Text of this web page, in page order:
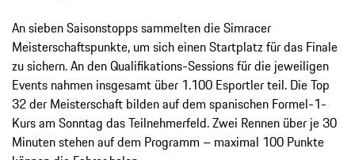
An sieben Saisonstopps sammelten die Simracer
Meisterschaftspunkte, um sich einen Startplatz für das Finale
zu sichern. An den Qualifikations-Sessions für die jeweiligen
Events nahmen insgesamt über 1.100 Esportler teil. Die Top
32 der Meisterschaft bilden auf dem spanischen Formel-1-
Kurs am Sonntag das Teilnehmerfeld. Zwei Rennen über je 30
Minuten stehen auf dem Programm – maximal 100 Punkte